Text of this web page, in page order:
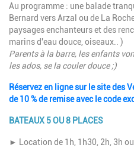
Au programme : une balade
Bernard vers Arzal ou de La
paysages enchanteurs et des
marins d'eau douce, oiseaux.. )
Parents à la barre, les enfants
les ados, se la couler douce ;)
Réservez en ligne sur le site des
de 10 % de remise avec le code
BATEAUX 5 OU 8 PLACES
► Location de 1h, 1h30, 2h, 3h